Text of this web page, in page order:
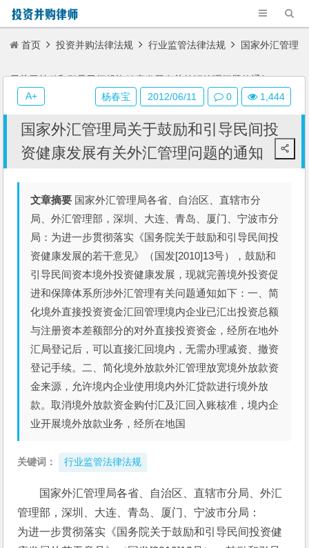
首页 投资并购法律法规 行业监管法律法规 国家外汇管理
局关于鼓励和引导民间投资健康发展有关外汇管理问题的通知
国家外汇管理局关于鼓励和引导民间投
资健康发展有关外汇管理问题的通知
文章摘要 国家外汇管理局各省、自治区、直辖市分
局、外汇管理部，深圳、大连、青岛、厦门、宁波市分
局：为进一步贯彻落实《国务院关于鼓励和引导民间投
资健康发展的若干意见》（国发[2010]13号），鼓励和
引导民间资本境外投资健康发展，现就完善境外投资促
进和保障体系所涉外汇管理有关问题通知如下：一、简
化境外直接投资资金汇回管理境内企业已汇出投资总额
与注册资本差额部分的对外直接投资资金，经所在地外
汇局登记后，可以直接汇回境内，无需办理减资、撤资
登记手续。二、简化境外放款外汇管理放宽境外放款资
金来源，允许境内企业使用境内外汇贷款进行境外放
款。取消境外放款资金购付汇及汇回入账核准，境内企
业开展境外放款业务，经所在地国
关键词： 行业监管法律法规
国家外汇管理局各省、自治区、直辖市分局、外汇
管理部，深圳、大连、青岛、厦门、宁波市分局：
为进一步贯彻落实《国务院关于鼓励和引导民间投资健
杨春宝 2012/06/11 0 1,444
A+